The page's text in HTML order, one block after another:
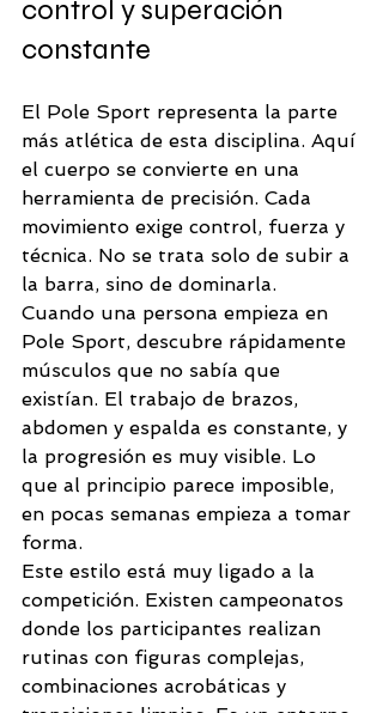
control y superación
constante
El Pole Sport representa la parte
más atlética de esta disciplina. Aquí
el cuerpo se convierte en una
herramienta de precisión. Cada
movimiento exige control, fuerza y
técnica. No se trata solo de subir a
la barra, sino de dominarla.
Cuando una persona empieza en
Pole Sport, descubre rápidamente
músculos que no sabía que
existían. El trabajo de brazos,
abdomen y espalda es constante, y
la progresión es muy visible. Lo
que al principio parece imposible,
en pocas semanas empieza a tomar
forma.
Este estilo está muy ligado a la
competición. Existen campeonatos
donde los participantes realizan
rutinas con figuras complejas,
combinaciones acrobáticas y